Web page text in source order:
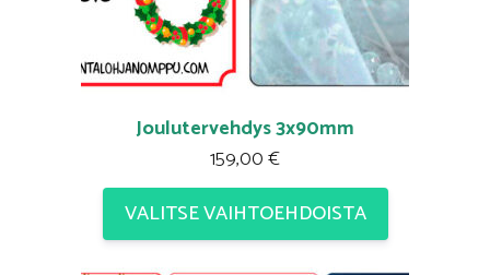
Joulutervehdys 3x90mm
159,00€
VALITSE VAIHTOEHDOISTA